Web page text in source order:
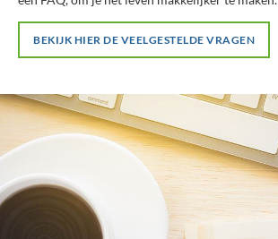
BEKIJK HIER DE VEELGESTELDE VRAGEN